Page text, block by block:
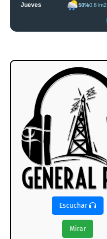
Escuchar
Mirar